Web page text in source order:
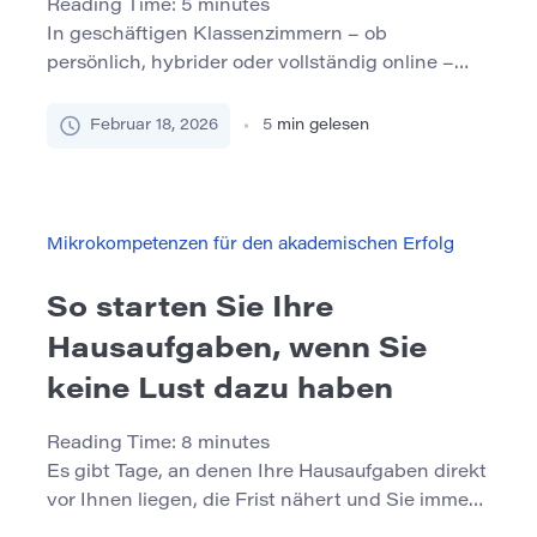
Reading Time: 5 minutes
In geschäftigen Klassenzimmern – ob
persönlich, hybrider oder vollständig online –
große Aufgaben oder Prüfungen Probleme
wer leise Probleme hat. Die gute Nachricht: Sie
stundenlange Einstufung. Mit ein […]
Februar 18, 2026 5 min gelesen
Mikrokompetenzen für den akademischen Erfolg
So starten Sie Ihre
Hausaufgaben, wenn Sie
keine Lust dazu haben
Reading Time: 8 minutes
Es gibt Tage, an denen Ihre Hausaufgaben direkt
vor Ihnen liegen, die Frist nähert und Sie immer